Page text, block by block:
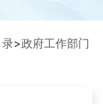
>政府工作部门